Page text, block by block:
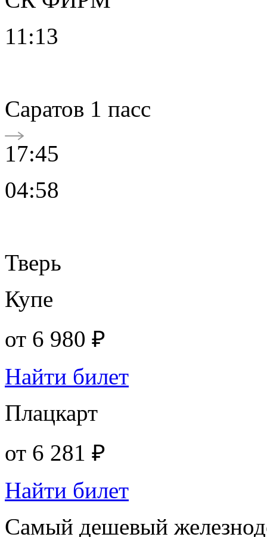
11:13
Саратов 1 пасс
17:45
04:58
Тверь
Купе
от 6 980 ₽
Найти билет
Плацкарт
от 6 281 ₽
Найти билет
Самый дешевый